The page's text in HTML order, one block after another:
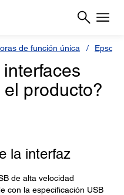
de función única Epson
producto?
la interfaz
de alta velocidad
con la especificación USB